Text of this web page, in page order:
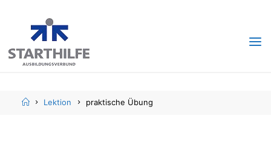
HomeLektion praktische Übung